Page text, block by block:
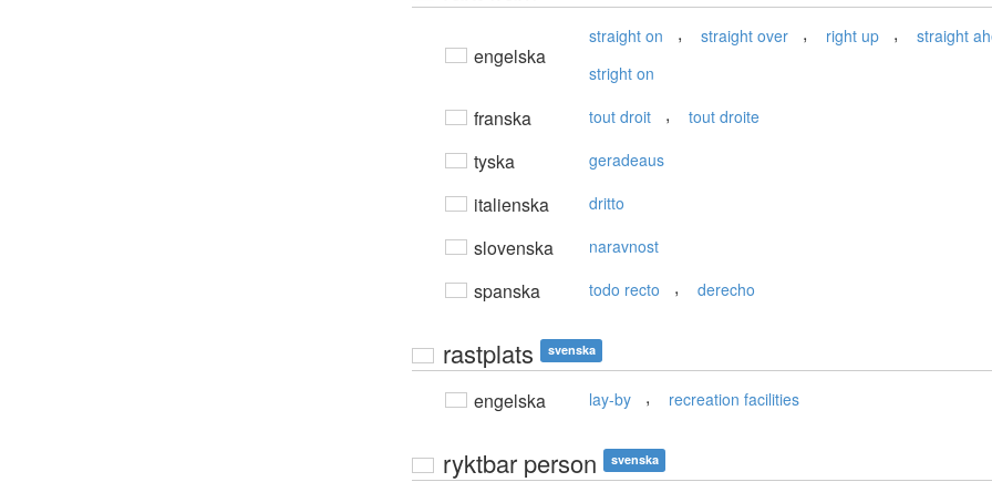
engelska
straight on , straight over , right up , straight
stright on
franska tout droit , tout droite
tyska geradeaus
italienska dritto
slovenska naravnost
spanska todo recto , derecho
rastplats svenska
engelska lay-by , recreation facilities
ryktbar person svenska